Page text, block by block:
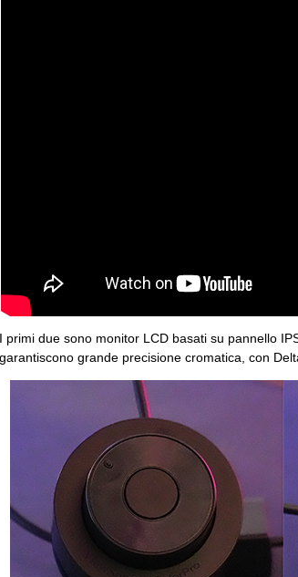
I primi due sono monitor LCD basati su pannello
garantiscono grande precisione cromatica, con